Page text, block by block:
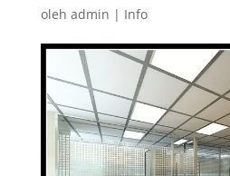
oleh admin | Info